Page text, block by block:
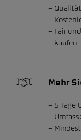
Fair
kaufen
Mehr
5 Tage